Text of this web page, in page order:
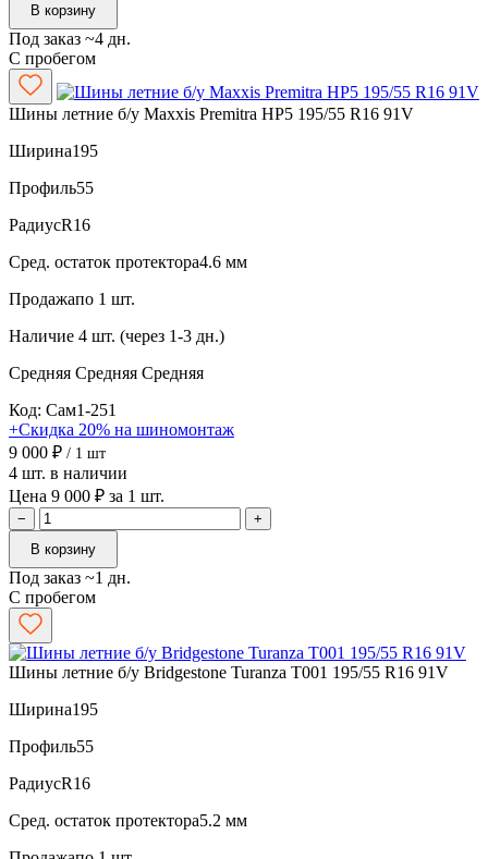
В корзину
Под заказ ~4 дн.
С пробегом
Шины летние б/у Maxxis Premitra HP5 195/55 R16 91V
Ширина195
Профиль55
РадиусR16
Сред. остаток протектора4.6 мм
Продажапо 1 шт.
Наличие 4 шт. (через 1-3 дн.)
Средняя Средняя Средняя
Код: Сам1-251
+Скидка 20% на шиномонтаж
9 000 ₽ / 1 шт
4 шт. в наличии
Цена 9 000 ₽ за 1 шт.
−
+
В корзину
Под заказ ~1 дн.
С пробегом
Шины летние б/у Bridgestone Turanza T001 195/55 R16 91V
Ширина195
Профиль55
РадиусR16
Сред. остаток протектора5.2 мм